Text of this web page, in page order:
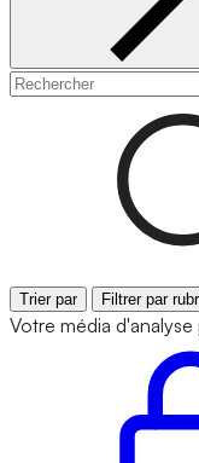
Trier par Filtrer par
Votre média